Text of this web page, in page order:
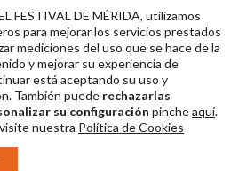
Jero Morales
en alta
FESTIVAL DE MÉRIDA, utilizamos
para mejorar los servicios prestados
mediciones del uso que se hace de la
y mejorar su experiencia de
está aceptando su uso y
También puede rechazarlas
su configuración pincheaquí.
nuestra Política de Cookies